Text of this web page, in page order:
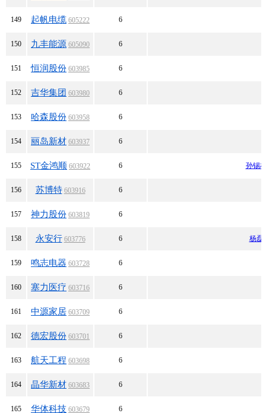
149 起帆电缆 605222 6
150 九丰能源 605090 6
151 恒润股份 603985 6
152 吉华集团 603980 6
153 哈森股份 603958 6
154 丽岛新材 603937 6
155 ST金鸿顺 603922 6 孙锡
156 苏博特 603916 6
157 神力股份 603819 6
158 永安行 603776 6 杨磊
159 鸣志电器 603728 6
160 塞力医疗 603716 6
161 中源家居 603709 6
162 德宏股份 603701 6
163 航天工程 603698 6
164 晶华新材 603683 6
165 华体科技 603679 6